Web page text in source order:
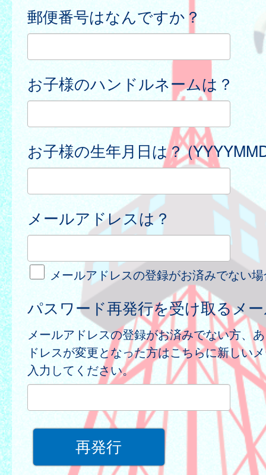
郵便番号はなんですか？
お子様のハンドルネームは？
お子様の生年月日は？
メールアドレスは？
メールアドレスの登録がお済みでない
パスワード再発行を受け取るメ
メールアドレスの登録がお済みでない方、
ドレスが変更となった方はこちらに新しい
入力してください。